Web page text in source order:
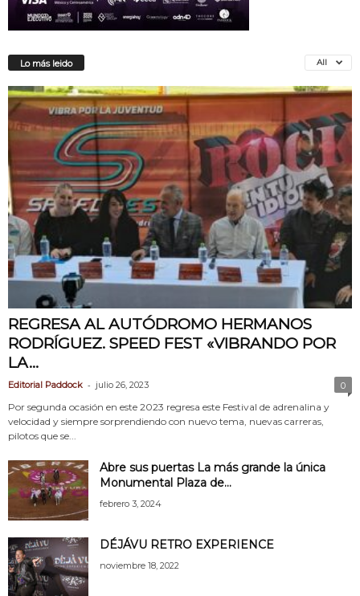
Lo más leido All
REGRESA AL AUTÓDROMO HERMANOS
RODRÍGUEZ. SPEED FEST «VIBRANDO POR
LA...
Editorial Paddock - julio 26, 2023 0
Por segunda ocasión en este 2023 regresa este Festival de adrenalina y
velocidad y siempre sorprendiendo con nuevo tema, nuevas carreras,
pilotos que se...
Abre sus puertas La más grande la única
Monumental Plaza de...
febrero 3, 2024
DÉJÁVU RETRO EXPERIENCE
noviembre 18, 2022